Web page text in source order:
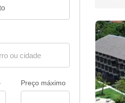
Preço máximo